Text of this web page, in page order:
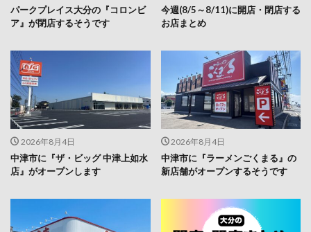
パークプレイス大分の『コロンビ
ア』が閉店するそうです
今週(8/5～8/11)に開店・閉店する
お店まとめ
2026年8月4日
中津市に『ザ・ビッグ 中津上如水
店』がオープンします
2026年8月4日
中津市に『ラーメンごくまる』の
新店舗がオープンするそうです